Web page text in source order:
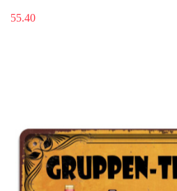
55.40